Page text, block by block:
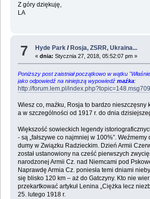
Z góry dziękuję,
LA
7 Hyde Park / Rosja, ZSRR, Ukraina...
«dnia: Stycznia 27, 2018, 05:52:07 pm »
Poniższy post zaistniał początkowo w wątku
jako odpowiedź na niniejszą wypowiedź maźka:
http://forum.lem.pl/
Wiesz co, maźku, Rosja to bardzo nieszczęsny
a w szczególności od 1917 r. do dnia
Większość sowieckich legendy
- są „fałszywe co najmniej w 100%”.
dumy w Związku Radzieckim. Dzień Armii
został ustanowiony na cześć pierwszych
narodzonej Armii Cz. nad Niemcami pod
Naprawdę Armia Cz. poniesła temi dniami
się blisko 120 km – aż do Gatczyny. Kto nie
przekartkować artykuł Lenina „Ciężka lecz
25. lutego 1918 r.